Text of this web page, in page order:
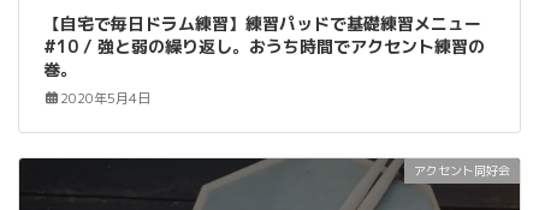
【自宅で毎日ドラム練習】練習パッドで基礎練習メニュー
#10 / 強と弱の繰り返し。おうち時間でアクセント練習の
巻。
2020年5月4日
アクセント同好会